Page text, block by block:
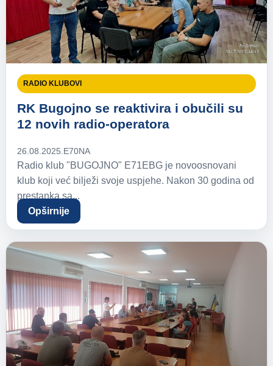
RADIO KLUBOVI
RK Bugojno se reaktivira i obučili su
12 novih radio-operatora
26.08.2025. E70NA
Radio klub "BUGOJNO" E71EBG je novoosnovani
klub koji već bilježi svoje uspjehe. Nakon 30 godina od
prestanka sa...
Opširnije